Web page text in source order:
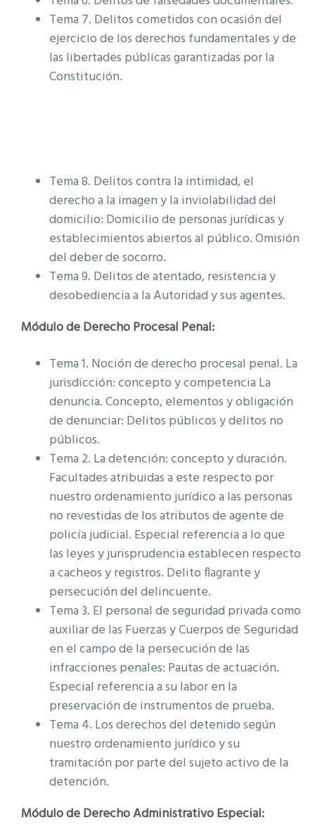
Tema 7. Delitos cometidos con ocasión del
ejercicio de los derechos fundamentales y de
las libertades públicas garantizadas por la
Constitución.
Tema 8. Delitos contra la intimidad, el
derecho a la imagen y la inviolabilidad del
domicilio: Domicilio de personas jurídicas y
establecimientos abiertos al público. Omisión
del deber de socorro.
Tema 9. Delitos de atentado, resistencia y
desobediencia a la Autoridad y sus agentes.
Módulo de Derecho Procesal Penal:
Tema 1. Noción de derecho procesal penal. La
jurisdicción: concepto y competencia La
denuncia. Concepto, elementos y obligación
de denunciar: Delitos públicos y delitos no
públicos.
Tema 2. La detención: concepto y duración.
Facultades atribuidas a este respecto por
nuestro ordenamiento jurídico a las personas
no revestidas de los atributos de agente de
policía judicial. Especial referencia a lo que
las leyes y jurisprudencia establecen respecto
a cacheos y registros. Delito flagrante y
persecución del delincuente.
Tema 3. El personal de seguridad privada como
auxiliar de las Fuerzas y Cuerpos de Seguridad
en el campo de la persecución de las
infracciones penales: Pautas de actuación.
Especial referencia a su labor en la
preservación de instrumentos de prueba.
Tema 4. Los derechos del detenido según
nuestro ordenamiento jurídico y su
tramitación por parte del sujeto activo de la
detención.
Módulo de Derecho Administrativo Especial: